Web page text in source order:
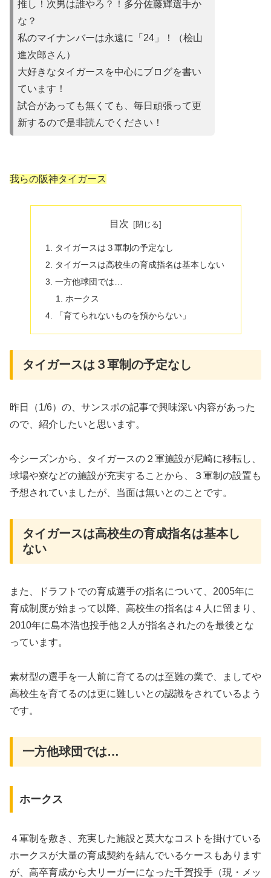
推し！次男は誰やろ？！多分佐藤輝選手か
な？
私のマイナンバーは永遠に「24」！（桧山
進次郎さん）
大好きなタイガースを中心にブログを書い
ています！
試合があって も無くても、毎日頑張って更
新するので是非読んでください！
我らの阪神タイガース
目次
タイガースは３軍制の予定なし
タイガースは高校生の育成指名は基本しない
一方他球団では…
ホークス
「育てられないものを預からない」
タイガースは３軍制の予定なし
昨日（1/6）の、サンスポの記事で興味深い内容があった
ので、紹介したいと思います。
今シーズンから、タイガースの２軍施設が尼崎に移転し、
球場や寮などの施設が充実することから、３軍制の設置も
予想されていましたが、当面は無いとのことです。
タイガースは高校生の育成指名は基本し
ない
また、ドラフトでの育成選手の指名について、2005年に
育成制度が始まって以降、高校生の指名は４人に留まり、
2010年に島本浩也投手他２人が指名されたのを最後とな
っています。
素材型の選手を一人前に育てるのは至難の業で、ましてや
高校生を育てるのは更に難しいとの認識をされているよう
です。
一方他球団では…
ホークス
４軍制を敷き、充実した施設と莫大なコストを掛けている
ホークスが大量の育成契約を結んでいるケースもあります
が、高卒育成から大リーガーになった千賀投手（現・メッ